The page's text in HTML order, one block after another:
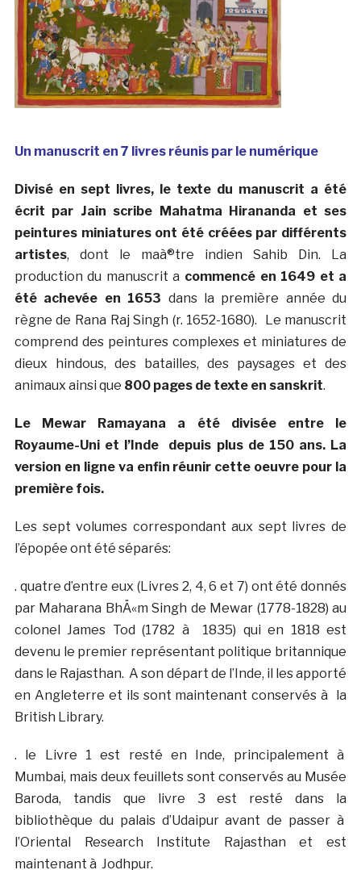
Un manuscrit en 7 livres réunis par le numérique
Divisé en sept livres, le texte du manuscrit a été
écrit par Jain scribe Mahatma Hirananda et ses
peintures miniatures ont été créées par différents
artistes, dont le maà®tre indien Sahib Din. La
production du manuscrit a commencé en 1649 et a
été achevée en 1653 dans la première année du
règne de Rana Raj Singh (r. 1652-1680). Le manuscrit
comprend des peintures complexes et miniatures de
dieux hindous, des batailles, des paysages et des
animaux ainsi que 800 pages de texte en sanskrit.
Le Mewar Ramayana a été divisée entre le
Royaume-Uni et l’Inde depuis plus de 150 ans. La
version en ligne va enfin réunir cette oeuvre pour la
première fois.
Les sept volumes correspondant aux sept livres de
l’épopée ont été séparés:
. quatre d’entre eux (Livres 2, 4, 6 et 7) ont été donnés
par Maharana BhÄ«m Singh de Mewar (1778-1828) au
colonel James Tod (1782 à 1835) qui en 1818 est
devenu le premier représentant politique britannique
dans le Rajasthan. A son départ de l’Inde, il les apporté
en Angleterre et ils sont maintenant conservés à la
British Library.
. le Livre 1 est resté en Inde, principalement à
Mumbai, mais deux feuillets sont conservés au Musée
Baroda, tandis que livre 3 est resté dans la
bibliothèque du palais d’Udaipur avant de passer à
l’Oriental Research Institute Rajasthan et est
maintenant à Jodhpur.